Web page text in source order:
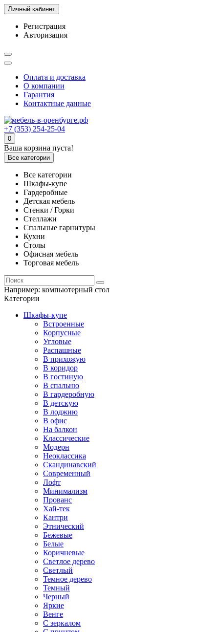
Личный кабинет
Регистрация
Авторизация
Оплата и доставка
О компании
Гарантия
Контактные данные
+7 (353) 254-25-04
0
Ваша корзина пуста!
Все категории
Все категории
Шкафы-купе
Гардеробные
Детская мебель
Стенки / Горки
Стеллажи
Спальные гарнитуры
Кухни
Столы
Офисная мебель
Торговая мебель
Например: компьютерный стол
Категории
Шкафы-купе
Встроенные
Корпусные
Угловые
Распашные
В прихожую
В коридор
В гостиную
В спальню
В гардеробную
В детскую
В лоджию
В офис
На балкон
Классические
Модерн
Неоклассика
Скандинавский
Современный
Лофт
Минимализм
Прованс
Хай-тек
Кантри
Этнический
Бежевые
Белые
Коричневые
Светлое дерево
Светлый
Темное дерево
Темный
Черный
Яркие
Венге
С зеркалом